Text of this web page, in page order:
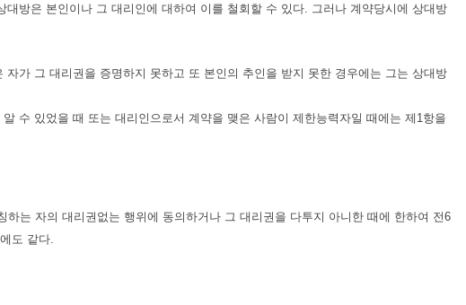
방은 본인이나 그 대리인에 대하여 이를 철회할 수 있다. 그러나 계약당시에 상대방
가 그 대리권을 증명하지 못하고 또 본인의 추인을 받지 못한 경우에는 그는 상대방
수 있었을 때 또는 대리인으로서 계약을 맺은 사람이 제한능력자일 때에는 제1항을
하는 자의 대리권없는 행위에 동의하거나 그 대리권을 다투지 아니한 때에 한하여 전6
도 같다.